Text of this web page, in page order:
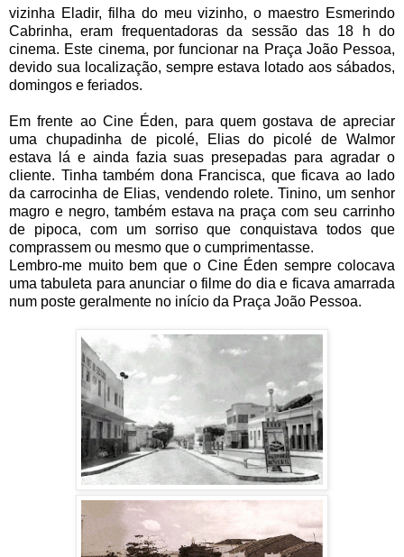
vizinha Eladir, filha do meu vizinho, o maestro Esmerindo
Cabrinha, eram frequentadoras da sessão das 18 h do
cinema. Este cinema, por funcionar na Praça João Pessoa,
devido sua localização, sempre estava lotado aos sábados,
domingos e feriados.
Em frente ao Cine Éden, para quem gostava de apreciar
uma chupadinha de picolé, Elias do picolé de Walmor
estava lá e ainda fazia suas presepadas para agradar o
cliente. Tinha também dona Francisca, que ficava ao lado
da carrocinha de Elias, vendendo rolete. Tinino, um senhor
magro e negro, também estava na praça com seu carrinho
de pipoca, com um sorriso que conquistava todos que
comprassem ou mesmo que o cumprimentasse.
Lembro-me muito bem que o Cine Éden sempre colocava
uma tabuleta para anunciar o filme do dia e ficava amarrada
num poste geralmente no início da Praça João Pessoa.